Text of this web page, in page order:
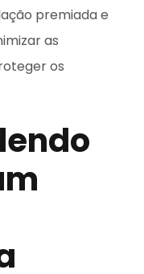
premiada e
as
os